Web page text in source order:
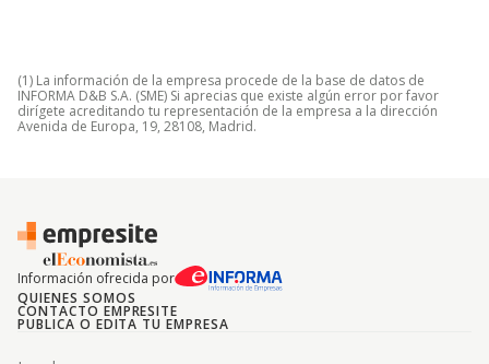
(1) La información de la empresa procede de la base de datos de
INFORMA D&B S.A. (SME) Si aprecias que existe algún error por favor
dirígete acreditando tu representación de la empresa a la dirección
Avenida de Europa, 19, 28108, Madrid.
Información ofrecida por
QUIENES SOMOS
CONTACTO EMPRESITE
PUBLICA O EDITA TU EMPRESA